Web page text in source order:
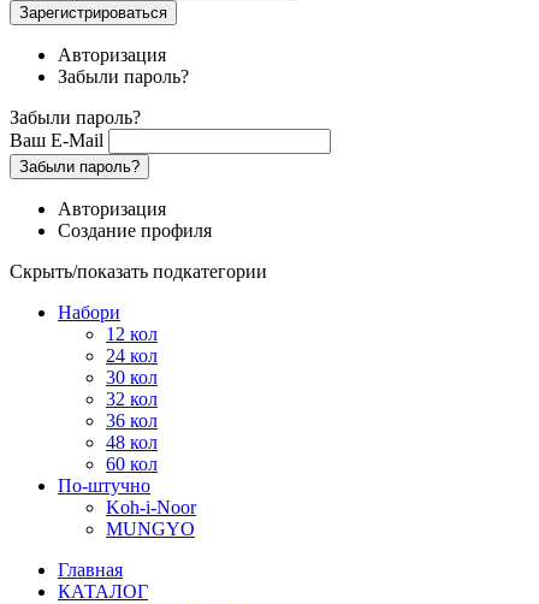
Зарегистрироваться
Авторизация
Забыли пароль?
Забыли пароль?
Ваш E-Mail
Забыли пароль?
Авторизация
Создание профиля
Скрыть/показать подкатегории
Набори
12 кол
24 кол
30 кол
32 кол
36 кол
48 кол
60 кол
По-штучно
Koh-i-Noor
MUNGYO
Главная
КАТАЛОГ